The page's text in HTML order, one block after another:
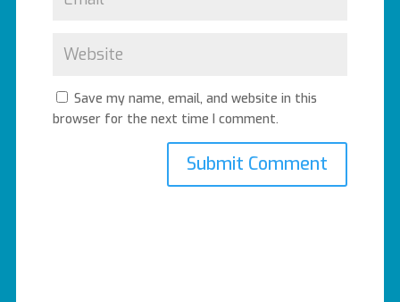
Save my name, email, and website in this
browser for the next time I comment.